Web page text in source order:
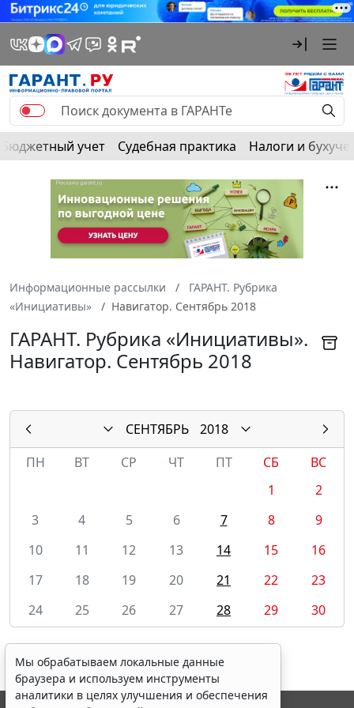
Бюджетный учет Судебная практика Налоги и
Информационные рассылки
ГАРАНТ. Рубрика
«Инициативы»
Навигатор. Сентябрь 2018
ГАРАНТ. Рубрика «Инициативы».
Навигатор. Сентябрь 2018
СЕНТЯБРЬ
2018
ПН
ВТ СР ЧТ ПТ СБ
ВС
1
2
3
4 5 6 7 8
9
10
11 12 13 14 15
16
17
18 19 20 21 22
23
24
25 26 27 28 29 30
Мы обрабатываем локальные данные
браузера и используем инструменты
аналитики в целях улучшения и обеспечения